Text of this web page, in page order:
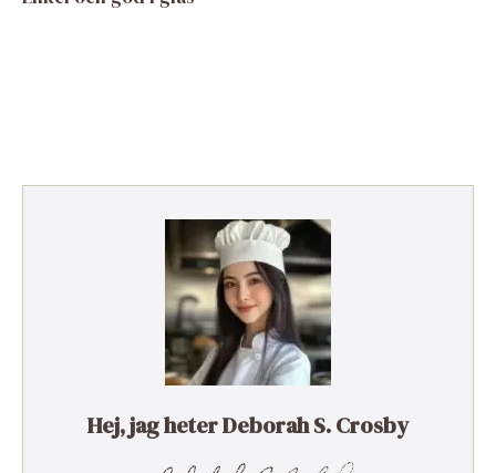
Hej, jag heter Deborah S. Crosby